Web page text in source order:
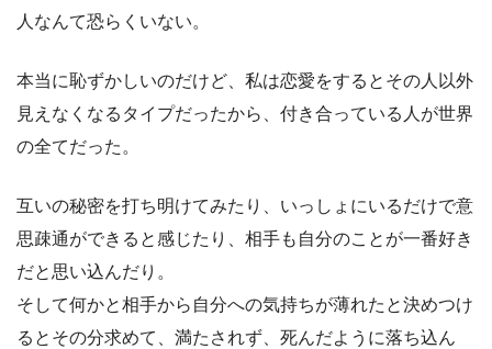
人なんて恐らくいない。
本当に恥ずかしいのだけど、私は恋愛をするとその人以外
見えなくなるタイプだったから、付き合っている人が世界
の全てだった。
互いの秘密を打ち明けてみたり、いっしょにいるだけで意
思疎通ができると感じたり、相手も自分のことが一番好き
だと思い込んだり。
そして何かと相手から自分への気持ちが薄れたと決めつけ
るとその分求めて、満たされず、死んだように落ち込ん